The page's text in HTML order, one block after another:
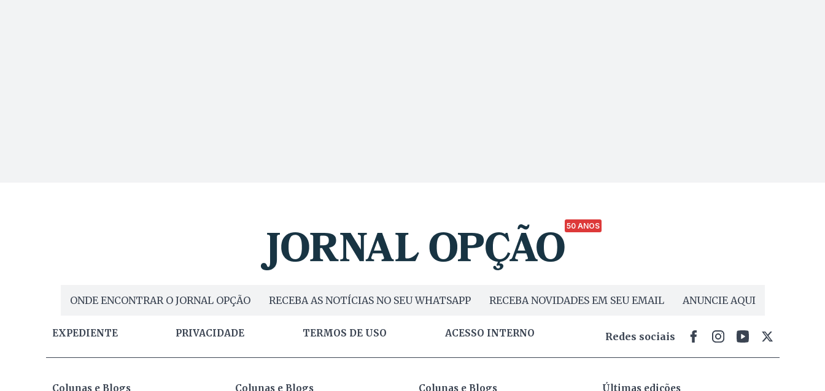
50 ANOS
ONDE ENCONTRAR O JORNAL OPÇÃO RECEBA AS NOTÍCIAS NO SEU WHATSAPP RECEBA NOVIDADES EM SEU EMAIL ANUNCIE AQUI
EXPEDIENTE PRIVACIDADE TERMOS DE USO ACESSO INTERNO Redes sociais
Colunas e Blogs Colunas e Blogs Colunas e Blogs Últimas edições